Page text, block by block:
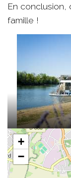
En
famille !
+
−